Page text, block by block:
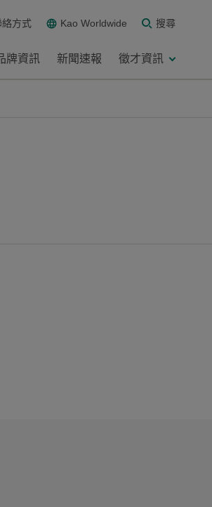
絡方式 Kao Worldwide 搜尋
牌資訊 新聞速報 徵才資訊